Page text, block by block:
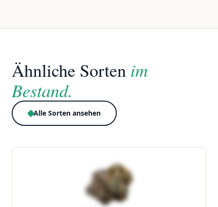
Ähnliche Sorten im
Bestand.
Alle Sorten ansehen